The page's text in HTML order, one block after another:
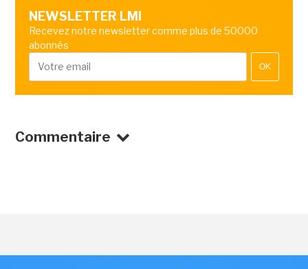
NEWSLETTER LMI
Recevez notre newsletter comme plus de 50000
abonnés
OK
Commentaire